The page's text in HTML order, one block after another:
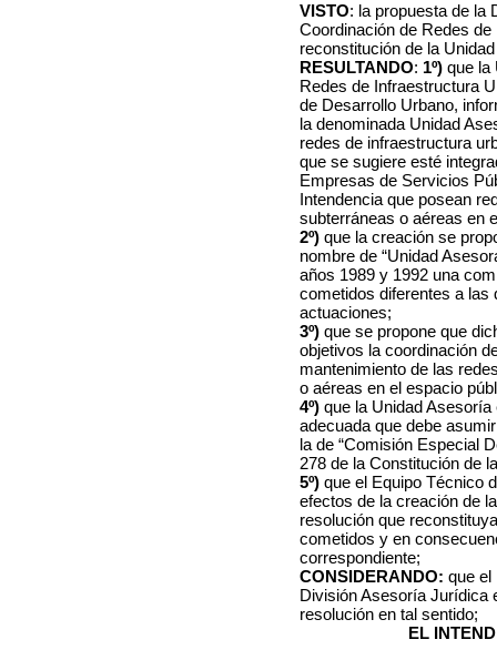
VISTO: la propuesta de la
Coordinación de Redes
reconstitución de la
RESULTANDO: 1º) que la
Redes de Infraestructura
de Desarrollo Urbano,
la denominada Unidad
redes de infraestructura
que se sugiere esté
Empresas de Servicios
Intendencia que posean
subterráneas o aéreas en
2º) que la creación se
nombre de “Unidad
años 1989 y 1992 una
cometidos diferentes a las
actuaciones;
3º) que se propone que
objetivos la coordinación
mantenimiento de las
o aéreas en el espacio
4º) que la Unidad
adecuada que debe
la de “Comisión Especial
278 de la Constitución de
5º) que el Equipo Técnico
efectos de la creación de
resolución que
cometidos y en
correspondiente;
CONSIDERANDO: que el
División Asesoría Jurídica
resolución en tal sentido;
EL